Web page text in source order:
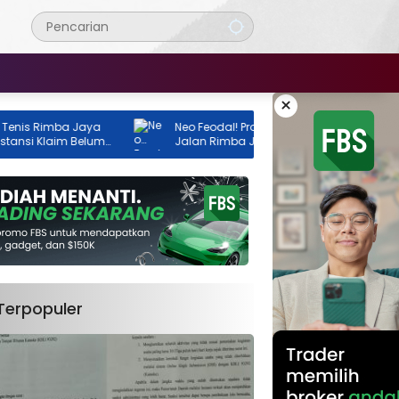
×
Jaya
Belum
Neo Feodal! Proyek Lapangan Tenis di
Jalan Rimba Jaya Berani Berdiri Tanpa
Izin, Pemilik Malah Pamer Progres 70